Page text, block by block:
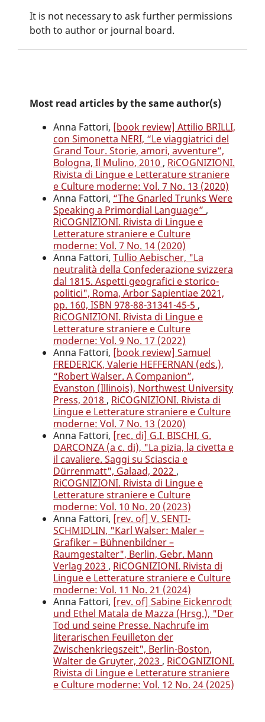
It is not necessary to ask further permissions
both to author or journal board.
Most read articles by the same author(s)
Anna Fattori, [book review] Attilio BRILLI,
con Simonetta NERI, “Le viaggiatrici del
Grand Tour. Storie, amori, avventure”,
Bologna, Il Mulino, 2010 , RiCOGNIZIONI.
Rivista di Lingue e Letterature straniere
e Culture moderne: Vol. 7 No. 13 (2020)
Anna Fattori, “The Gnarled Trunks Were
Speaking a Primordial Language” ,
RiCOGNIZIONI. Rivista di Lingue e
Letterature straniere e Culture
moderne: Vol. 7 No. 14 (2020)
Anna Fattori, Tullio Aebischer, "La
neutralità della Confederazione svizzera
dal 1815. Aspetti geografici e storico-
politici", Roma, Arbor Sapientiae 2021,
pp. 160, ISBN 978-88-31341-45-5 ,
RiCOGNIZIONI. Rivista di Lingue e
Letterature straniere e Culture
moderne: Vol. 9 No. 17 (2022)
Anna Fattori, [book review] Samuel
FREDERICK, Valerie HEFFERNAN (eds.),
“Robert Walser. A Companion”,
Evanston (Illinois), Northwest University
Press, 2018 , RiCOGNIZIONI. Rivista di
Lingue e Letterature straniere e Culture
moderne: Vol. 7 No. 13 (2020)
Anna Fattori, [rec. di] G.I. BISCHI, G.
DARCONZA (a c. di), "La pizia, la civetta e
il cavaliere. Saggi su Sciascia e
Dürrenmatt", Galaad, 2022 ,
RiCOGNIZIONI. Rivista di Lingue e
Letterature straniere e Culture
moderne: Vol. 10 No. 20 (2023)
Anna Fattori, [rev. of] V. SENTI-
SCHMIDLIN, "Karl Walser: Maler –
Grafiker – Bühnenbildner –
Raumgestalter", Berlin, Gebr. Mann
Verlag 2023 , RiCOGNIZIONI. Rivista di
Lingue e Letterature straniere e Culture
moderne: Vol. 11 No. 21 (2024)
Anna Fattori, [rev. of] Sabine Eickenrodt
und Ethel Matala de Mazza (Hrsg.), "Der
Tod und seine Presse. Nachrufe im
literarischen Feuilleton der
Zwischenkriegszeit", Berlin-Boston,
Walter de Gruyter, 2023 , RiCOGNIZIONI.
Rivista di Lingue e Letterature straniere
e Culture moderne: Vol. 12 No. 24 (2025)